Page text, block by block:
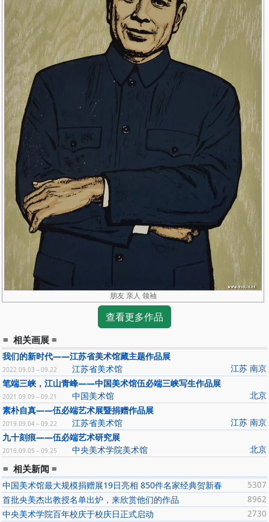
朋友 亲人 领袖
查看更多作品
= 相关画展 =
我们的新时代——江苏省美术馆藏主题作品展
江苏 南京
2022.09.03～09.22
江苏省美术馆
笔端三峡，江山青峰——中国美术馆伍必端三峡写生作品展
北京
2021.09.09～09.21
中国美术馆
素朴自真——伍必端艺术展暨捐赠作品展
江苏 南京
2019.09.04～09.22
江苏省美术馆
九十刻痕——伍必端艺术研究展
北京
2016.09.05～09.25 中央美术学院美术馆
= 相关新闻 =
5307
中国美术馆最大规模捐赠展19日亮相 850件名家经典贺新春
8962
首批央美杰出教授名单出炉，来欣赏他们的作品
2730
中央美术学院百年校庆于校庆日正式启动